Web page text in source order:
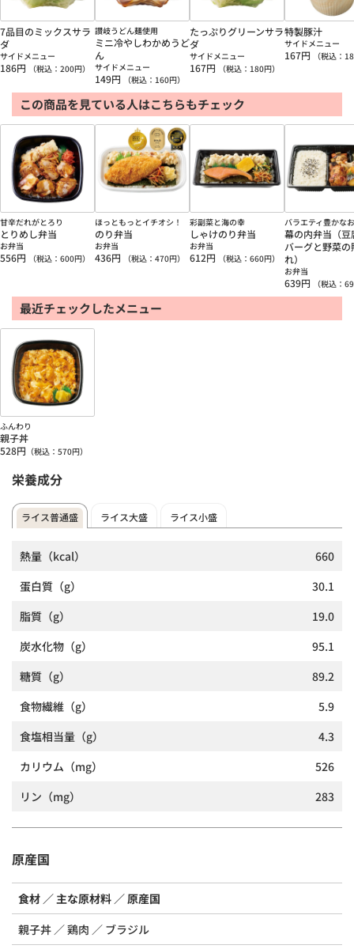
7品目のミックスサラ
ダ
サイドメニュー
186円 （税込： 200円）
讃岐うどん麺使用
ミニ冷やしわかめうど
ん
サイドメニュー
149円 （税込： 160円）
たっぷりグリーンサラ
ダ
サイドメニュー
167円 （税込： 180円）
特製豚汁
サイドメニュー
167円 （税込：
この商品を見ている人はこちらもチェック
甘辛だれがとろり
とりめし弁当
お弁当
556円 （税込： 600円）
ほっともっとイチオシ！
のり弁当
お弁当
436円 （税込： 470円）
彩副菜と海の幸
しゃけのり弁当
お弁当
612円 （税込： 660円）
バラエティ豊かな
幕の内弁当（豆
バーグと野菜の
れ）
お弁当
639円 （税込：
最近チェックしたメニュー
ふんわり
親子丼
528円 （税込： 570円）
栄養成分
ライス普通盛 ライス大盛 ライス小盛
熱量 （kcal）
660
蛋白質 （g）
30.1
脂質 （g）
19.0
炭水化物 （g）
95.1
糖質 （g）
89.2
食物繊維 （g）
5.9
食塩相当量 （g）
4.3
カリウム （mg）
526
リン （mg） 283
原産国
食材 主な原材料
原産国
親子丼
鶏肉 ブラジル